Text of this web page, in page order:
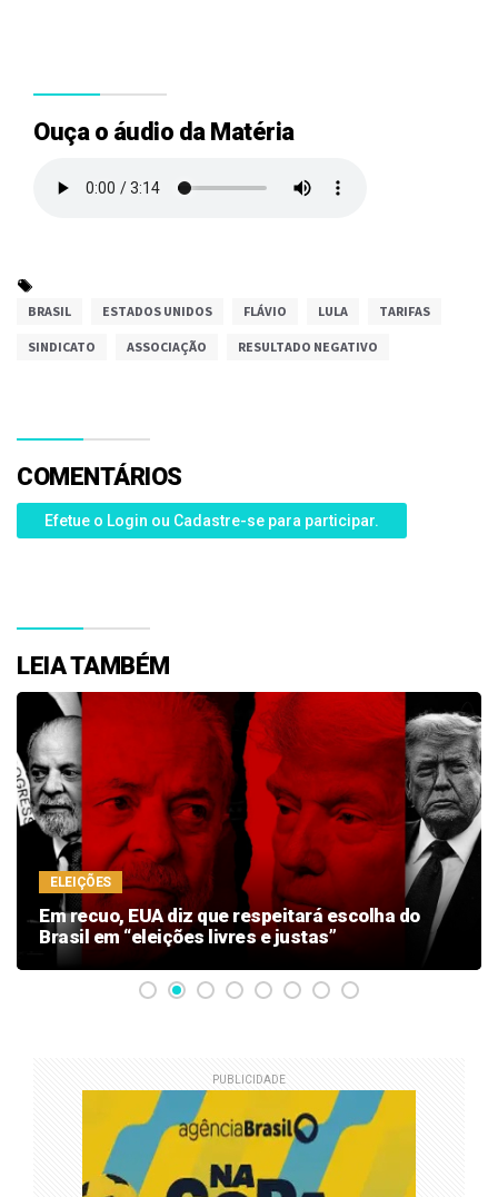
Ouça o áudio da Matéria
BRASIL ESTADOS UNIDOS FLÁVIO LULA TARIFAS
SINDICATO ASSOCIAÇÃO RESULTADO NEGATIVO
COMENTÁRIOS
Efetue o Login ou Cadastre-se para participar.
LEIA TAMBÉM
ELEIÇÕES
Em recuo, EUA diz que respeitará escolha do
Brasil em “eleições livres e justas”
PUBLICIDADE